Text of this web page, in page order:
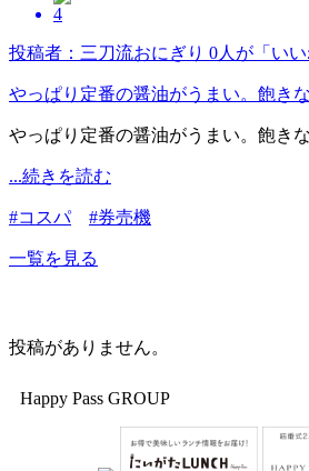
4
投稿者：三刀流おにぎり 0人が「い
やっぱり定番の醤油がうまい。飽き
やっぱり定番の醤油がうまい。飽きな
...続きを読む
#コスパ #券売機
一覧を見る
投稿がありません。
Happy Pass GROUP